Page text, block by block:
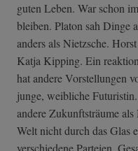
guten Leben. War schon
bleiben. Platon sah Dinge
anders als Nietzsche.
Katja Kipping. Ein
hat andere Vorstellungen
junge, weibliche
andere Zukunftsträume
Welt nicht durch das Glas
verschiedene Parteien,